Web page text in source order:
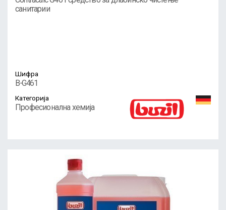
санитарии
Шифра
B-G461
Категорија
Професионална хемија